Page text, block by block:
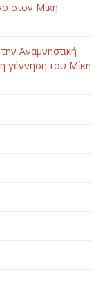
στον Μίκη
Αναμνηστική
γέννηση του Μίκη